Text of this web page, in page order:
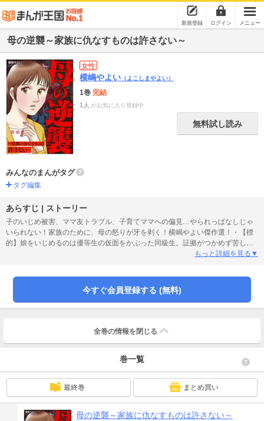
新規登録 ログイン メニュー
母の逆襲～家族に仇なすものは許さない～
女性
横嶋やよい （よこしまやよい）
1巻 完結
1人 がお気に入り登録中
無料試し読み
みんなのまんがタグ
タグ編集
あらすじ | ストーリー
子のいじめ被害、ママ友トラブル、子育てママへの偏見…やられっぱなしじゃ
いられない！家族のために、母の怒りが牙を剥く！横嶋やよい傑作選！・【標
的】娘をいじめるのは優等生の仮面をかぶった同級生。証拠がつかめず苦しむ
中、ネットで”イジメ日記”を見つけて――。・【暇人が悪魔を呼び出す】近所の
息子まで巻き込むなんて絶対に許せない！・【おしゃれのスイッチ】子育て中
におしゃれなんて言語道断。うちの嫁は大丈夫と思っていたら…ある日突然イ
メチェンしてきて!?嫁姑の価値観バトル！※本作は雑誌「嫁と姑デラックス」
「家庭サスペンス」「波乱万丈女の劇場」等に掲載されていた作品を再編集し
もっと詳細を見る▼
今すぐ会員登録する (無料)
全巻の情報を 閉じる
巻一覧
最終巻 まとめ買い
母の逆襲～家族に仇なすものは許さない～